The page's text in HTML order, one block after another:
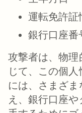
運転免許証
銀行口座番
攻撃者は、物
じて、この個
には、さまざ
え、銀行口座